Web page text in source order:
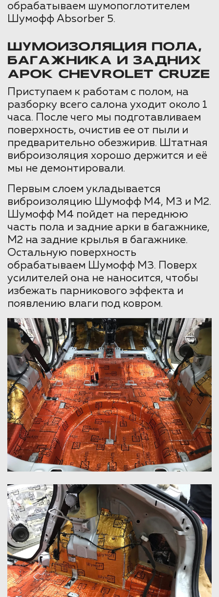
обрабатываем шумопоглотителем
Шумофф Absorber 5.
ШУМОИЗОЛЯЦИЯ ПОЛА,
БАГАЖНИКА И ЗАДНИХ
АРОК CHEVROLET CRUZE
Приступаем к работам с полом, на
разборку всего салона уходит около 1
часа. После чего мы подготавливаем
поверхность, очистив ее от пыли и
предварительно обезжирив. Штатная
виброизоляция хорошо держится и её
мы не демонтировали.
Первым слоем укладывается
виброизоляцию Шумофф М4, М3 и М2.
Шумофф М4 пойдет на переднюю
часть пола и задние арки в багажнике,
М2 на задние крылья в багажнике.
Остальную поверхность
обрабатываем Шумофф М3. Поверх
усилителей она не наносится, чтобы
избежать парникового эффекта и
появлению влаги под ковром.